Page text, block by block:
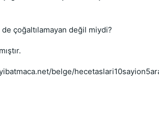
çoğaltılamayan değil miydi?
belge/